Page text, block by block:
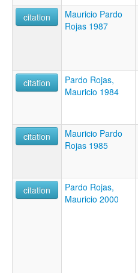
citation
Mauricio Pardo
Rojas 1987
citation
Pardo Rojas,
Mauricio 1984
citation
Mauricio Pardo
Rojas 1985
citation
Pardo Rojas,
Mauricio 2000